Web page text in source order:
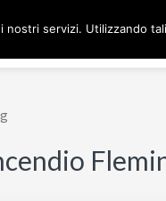
nostri servizi. Utilizzando